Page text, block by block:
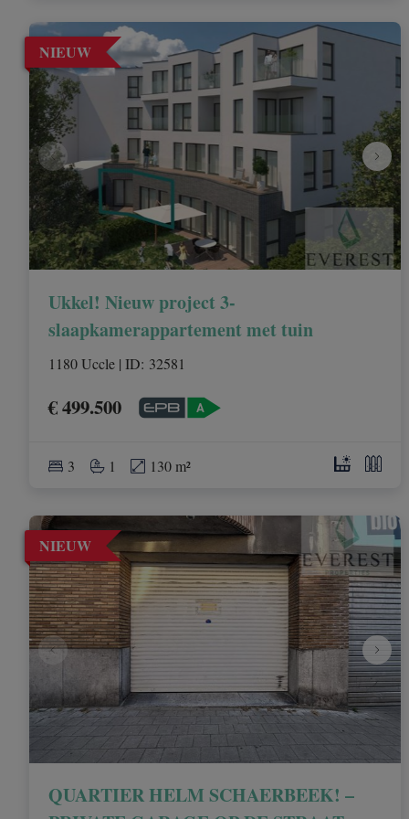
NIEUW
Ukkel! Nieuw project 3-
slaapkamerappartement met tuin
1180 Uccle | ID: 32581
€ 499.500
3 1 130 m²
NIEUW
QUARTIER HELM SCHAERBEEK! –